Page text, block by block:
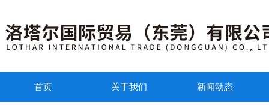
首页 关于我们 新闻动态